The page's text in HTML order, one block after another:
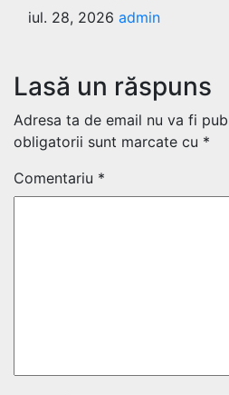
iul. 28, 2026 admin
Lasă un răspuns
Adresa ta de email nu va fi
obligatorii sunt marcate cu *
Comentariu *